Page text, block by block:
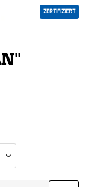
ZERTIFIZIERT